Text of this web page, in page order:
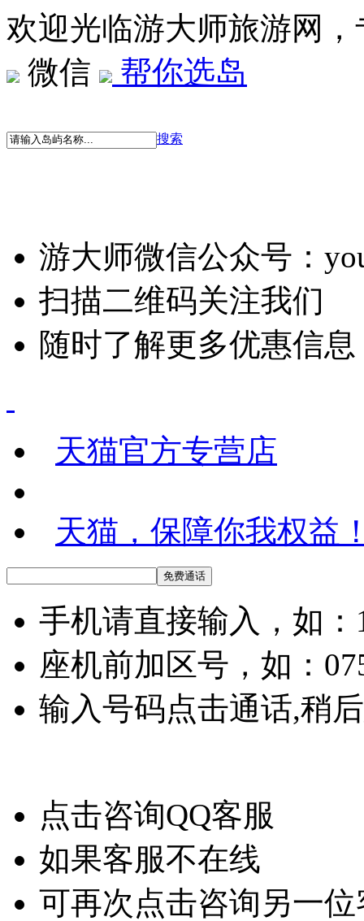
欢迎光临游大师旅游网
微信
帮你选岛
搜索
游大师微信公众号：
扫描二维码关注我们
随时了解更多优惠信息
天猫官方专营店
天猫，保障你我权益
手机请直接输入，如：
座机前加区号，如：
输入号码点击通话,稍
点击咨询QQ客服
如果客服不在线
可再次点击咨询另一位